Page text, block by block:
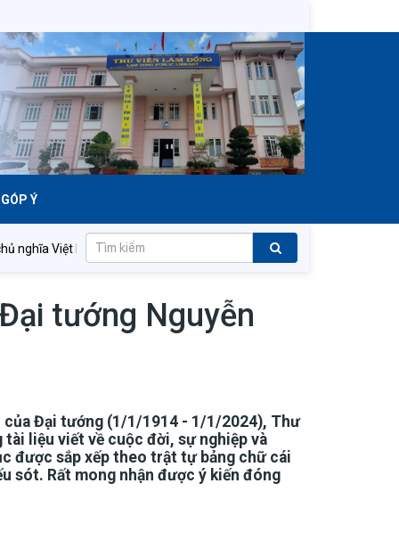
GÓP Ý
Việt Nam muôn năm! Đảng Cộng sản Việt Nam quang vinh
tướng Nguyễn
của Đại tướng (1/1/1914 - 1/1/2024), Thư
liệu viết về cuộc đời, sự nghiệp và
được sắp xếp theo trật tự bảng chữ cái
sót. Rất mong nhận được ý kiến đóng